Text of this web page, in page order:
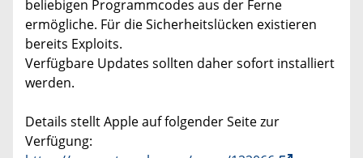
beliebigen Programmcodes aus der Ferne
ermögliche. Für die Sicherheitslücken existieren
bereits Exploits.
Verfügbare Updates sollten daher sofort installiert
werden.
Details stellt Apple auf folgender Seite zur
Verfügung: